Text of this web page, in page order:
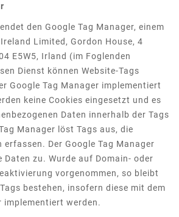
den Google Tag Manager, einem
Limited, Gordon House, 4
E5W5, Irland (im Foglenden
Dienst können Website-Tags
Google Tag Manager implementiert
keine Cookies eingesetzt und es
Daten innerhalb der Tags
Manager löst Tags aus, die
Der Google Tag Manager
zu. Wurde auf Domain- oder
vorgenommen, so bleibt
bestehen, insofern diese mit dem
implementiert werden.